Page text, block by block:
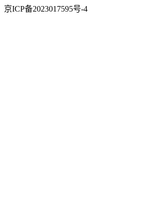
京ICP备2023017595号-4